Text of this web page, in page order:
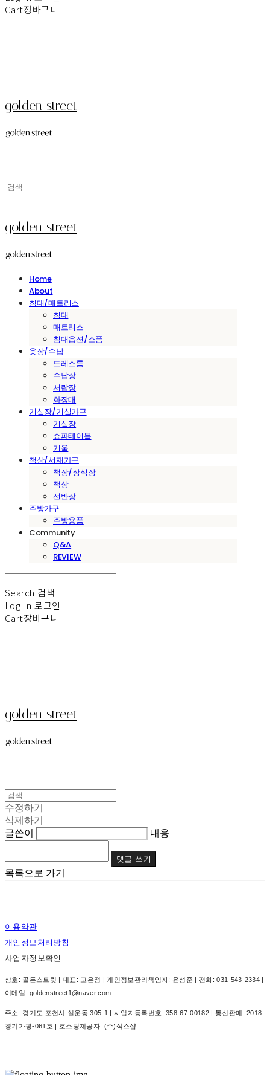
Cart장바구니
golden street
golden street
Home
About
침대/매트리스
침대
매트리스
침대옵션/소품
옷장/수납
드레스룸
수납장
서랍장
화장대
거실장/거실가구
거실장
쇼파테이블
거울
책상/서재가구
책장/장식장
책상
선반장
주방가구
주방용품
Community
Q&A
REVIEW
Search 검색
Log In 로그인
Cart장바구니
golden street
수정하기
삭제하기
글쓴이
내용
댓글 쓰기
목록으로 가기
이용약관
개인정보처리방침
사업자정보확인
상호: 골든스트릿 | 대표: 고은정 | 개인정보관리책임자: 윤성준 | 전화: 031-543-2334 |
이메일: goldenstreet1@naver.com
주소: 경기도 포천시 설운동 305-1 | 사업자등록번호: 358-67-00182| 통신판매: 2018-
경기가평-061호 | 호스팅제공자: (주)식스샵